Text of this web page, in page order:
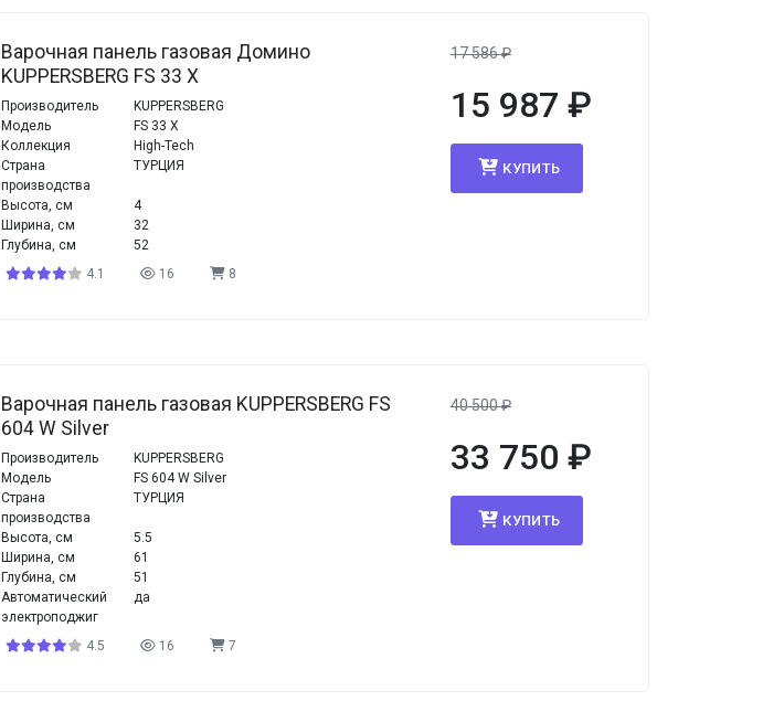
Варочная панель газовая Домино
KUPPERSBERG FS 33 X
Производитель
KUPPERSBERG
Модель
FS 33 X
Коллекция
High-Tech
Страна
производства
ТУРЦИЯ
Высота, см
4
Ширина, см
32
Глубина, см
52
4.1
16 8
17 586₽
15 987 ₽
КУПИТЬ
Варочная панель газовая KUPPERSBERG FS
604 W Silver
Производитель
KUPPERSBERG
Модель
FS 604 W Silver
Страна
производства
ТУРЦИЯ
Высота, см
5.5
Ширина, см
61
Глубина, см
51
Автоматический
электроподжиг
да
4.5 16 7
40 500₽
33 750 ₽
КУПИТЬ